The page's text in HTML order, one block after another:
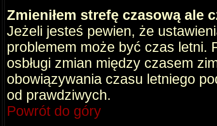
Zmieniłem strefę czasową ale
Jeżeli jesteś pewien, że
problemem może być czas letni.
osbługi zmian między czasem
obowiązywania czasu letniego
od prawdziwych.
Powrót do góry